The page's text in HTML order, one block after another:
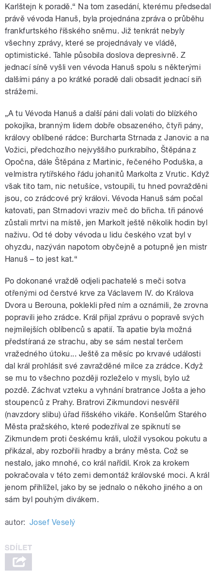
Karlštejn k poradě.“ Na tom zasedání, kterému předsedal
právě vévoda Hanuš, byla projednána zpráva o průběhu
frankfurtského říšského sněmu. Již tenkrát nebyly
všechny zprávy, které se projednávaly ve vládě,
optimistické. Tahle působila doslova depresivně. Z
jednací síně vyšli ven vévoda Hanuš spolu s některými
dalšími pány a po krátké poradě dali obsadit jednací síň
strážemi.
„A tu Vévoda Hanuš a další páni dali volati do blízkého
pokojíka, branným lidem dobře obsazeného, čtyři pány,
královy oblíbené rádce: Burcharta Strnada z Janovic a na
Vožici, předchozího nejvyššího purkrabího, Štěpána z
Opočna, dále Štěpána z Martinic, řečeného Poduška, a
velmistra rytířského řádu johanitů Markolta z Vrutic. Když
však tito tam, nic netušíce, vstoupili, tu hned povražděni
jsou, co zrádcové prý královi. Vévoda Hanuš sám počal
katovati, pan Strnadovi vraziv meč do břicha. tři pánové
zůstali mrtvi na místě, jen Markolt ještě několik hodin byl
naživu. Od té doby vévoda u lidu českého vzat byl v
ohyzdu, nazýván napotom obyčejně a potupně jen mistr
Hanuš – to jest kat.“
Po dokonané vraždě odjeli pachatelé s meči sotva
otřenými od čerstvé krve za Václavem IV. do Králova
Dvora u Berouna, poklekli před ním a oznámili, že zrovna
popravili jeho zrádce. Král přijal zprávu o popravě svých
nejmilejších oblíbenců s apatií. Ta apatie byla možná
předstíraná ze strachu, aby se sám nestal terčem
vražedného útoku... Ještě za měsíc po krvavé události
dal král prohlásit své zavražděné milce za zrádce. Když
se mu to všechno později rozleželo v mysli, bylo už
pozdě. Záchvat vzteku a vyhnání bratrance Jošta a jeho
stoupenců z Prahy. Bratrovi Zikmundovi nesvěřil
(navzdory slibu) úřad říšského vikáře. Konšelům Starého
Města pražského, které podezříval ze spiknutí se
Zikmundem proti českému králi, uložil vysokou pokutu a
přikázal, aby rozbořili hradby a brány města. Což se
nestalo, jako mnohé, co král nařídil. Krok za krokem
pokračovala v této zemi demontáž královské moci. A král
jenom přihlížel, jako by se jednalo o někoho jiného a on
sám byl pouhým divákem.
autor: Josef Veselý